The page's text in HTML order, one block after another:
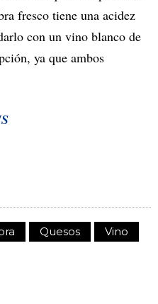
fresco tiene una acidez
con un vino blanco de
ya que ambos
Quesos Vino